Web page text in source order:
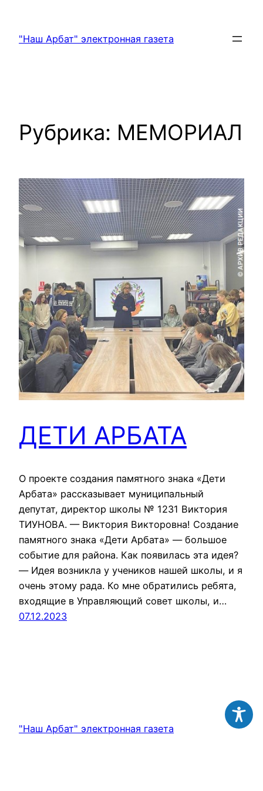
содержимому
"Наш Арбат" электронная газета
Рубрика: МЕМОРИАЛ
ДЕТИ АРБАТА
О проекте создания памятного знака «Дети
Арбата» рассказывает муниципальный
депутат, директор школы № 1231 Виктория
ТИУНОВА. — Виктория Викторовна! Создание
памятного знака «Дети Арбата» — большое
событие для района. Как появилась эта идея?
— Идея возникла у учеников нашей школы, и я
очень этому рада. Ко мне обратились ребята,
входящие в Управляющий совет школы, и…
07.12.2023
"Наш Арбат" электронная газета